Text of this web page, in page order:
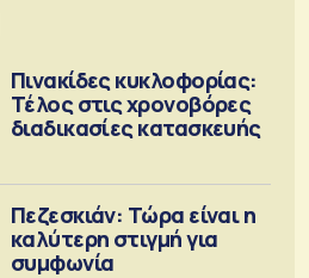
Πινακίδες κυκλοφορίας:
Τέλος στις χρονοβόρες
διαδικασίες κατασκευής
Πεζεσκιάν: Τώρα είναι η
καλύτερη στιγμή για
συμφωνία